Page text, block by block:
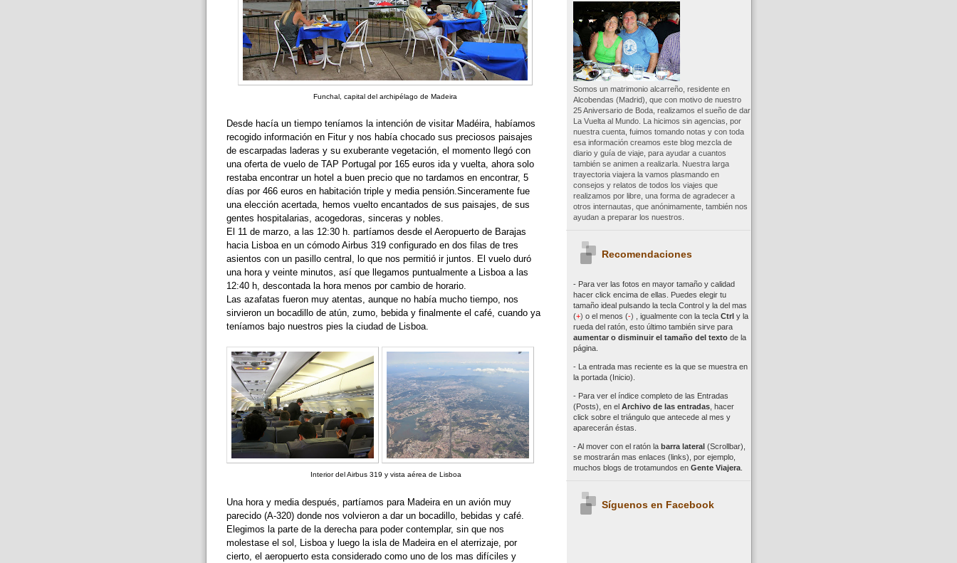
Funchal, capital del archipélago de Madeira
Desde hacía un tiempo teníamos la intención de visitar Madéira, habíamos
recogido información en Fitur y nos había chocado sus preciosos paisajes
de escarpadas laderas y su exuberante vegetación, el momento llegó con
una oferta de vuelo de TAP Portugal por 165 euros ida y vuelta, ahora solo
restaba encontrar un hotel a buen precio que no tardamos en encontrar, 5
días por 466 euros en habitación triple y media pensión.Sinceramente fue
una elección acertada, hemos vuelto encantados de sus paisajes, de sus
gentes hospitalarias, acogedoras, sinceras y nobles.
El 11 de marzo, a las 12:30 h. partíamos desde el Aeropuerto de Barajas
hacia Lisboa en un cómodo Airbus 319 configurado en dos filas de tres
asientos con un pasillo central, lo que nos permitió ir juntos. El vuelo duró
una hora y veinte minutos, así que llegamos puntualmente a Lisboa a las
12:40 h, descontada la hora menos por cambio de horario.
Las azafatas fueron muy atentas, aunque no había mucho tiempo, nos
sirvieron un bocadillo de atún, zumo, bebida y finalmente el café, cuando ya
teníamos bajo nuestros pies la ciudad de Lisboa.
Interior del Airbus 319 y vista aérea de Lisboa
Una hora y media después, partíamos para Madeira en un avión muy
parecido (A-320) donde nos volvieron a dar un bocadillo, bebidas y café.
Elegimos la parte de la derecha para poder contemplar, sin que nos
molestase el sol, Lisboa y luego la isla de Madeira en el aterrizaje, por
cierto, el aeropuerto esta considerado como uno de los mas difíciles y
Somos un matrimonio alcarreño, residente en
Alcobendas (Madrid), que con motivo de nuestro
25 Aniversario de Boda, realizamos el sueño de dar
La Vuelta al Mundo. La hicimos sin agencias, por
nuestra cuenta, fuimos tomando notas y con toda
esa información creamos este blog mezcla de
diario y guía de viaje, para ayudar a cuantos
también se animen a realizarla. Nuestra larga
trayectoria viajera la vamos plasmando en
consejos y relatos de todos los viajes que
realizamos por libre, una forma de agradecer a
otros internautas, que anónimamente, también nos
ayudan a preparar los nuestros.
Recomendaciones
- Para ver las fotos en mayor tamaño y calidad
hacer click encima de ellas. Puedes elegir tu
tamaño ideal pulsando la tecla Controly la del mas
(+) o el menos (-) igualmente con la tecla Ctrl y la
rueda del ratón, esto último también sirve para
aumentar o disminuir el tamaño del textode la
página.
- La entrada mas reciente es la que se muestra en
la portada (Inicio).
- Para ver el índice completo de las Entradas
(Posts), en el Archivo de las entradas, hacer
click sobre el triángulo que antecede al mes y
aparecerán éstas.
- Al mover con el ratón la barra lateral(Scrollbar),
se mostrarán mas enlaces (links), por ejemplo,
muchos blogs de trotamundos en Gente Viajera.
Síguenos en Facebook